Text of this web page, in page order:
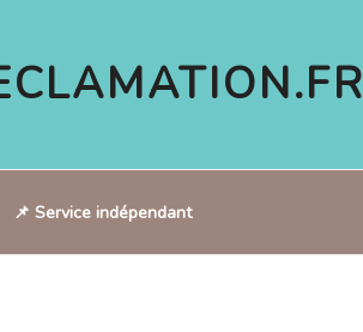
📌 Service indépendant